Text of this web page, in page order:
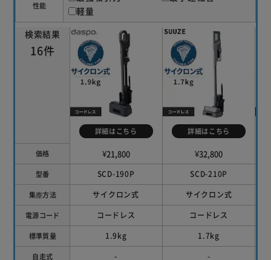
階段や家具周りなど小スペースの掃除におすすめ。
◆ほこり感知センサー搭載
ごみの量をランプでお知らせ。
自動・セーブモード時はゴミの量によって吸引力が変化しま
ゴミがからまらずにするっと落ちるので、手で触れずにゴミ
捨て完了。
ダストカップ・回転ブラシ・排気フィルターは丸ごと水洗い
可能。
◆置くだけで充電
アタッチメントも収納可能。
性能
軽量
価格
型番
集塵方法
電源コード
標準質量
自走式
詳細はこちら
¥21,800
SCD-190P
サイクロン式
コードレス
1.9kg
-
詳細はこちら
¥32,800
SCD-210P
サイクロン式
コードレス
1.7kg
-
検索結果
16件